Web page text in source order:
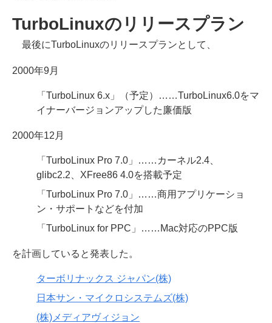
TurboLinuxのリリースプラン
最後にTurboLinuxのリリースプランとして、
2000年9月
「TurboLinux 6.x」（予定）……TurboLinux6.0をマ
イナーバージョンアップした廉価版
2000年12月
「TurboLinux Pro 7.0」……カーネル2.4、
glibc2.2、XFree86 4.0を搭載予定
「TurboLinux Pro 7.0」……商用アプリケーショ
ン・サポートなどを付加
「TurboLinux for PPC」……Mac対応のPPC版
を計画していると発表した。
ターボリナックス ジャパン(株)
日本サン・マイクロシステムズ(株)
(株)メディアヴィジョン